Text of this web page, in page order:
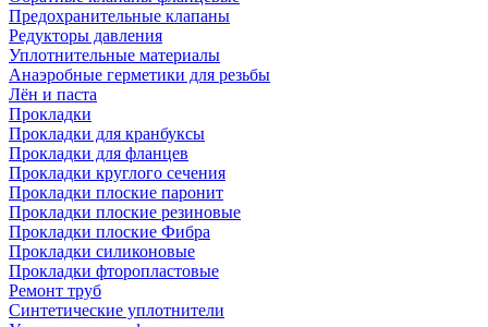
Предохранительные клапаны
Редукторы давления
Уплотнительные материалы
Анаэробные герметики для резьбы
Лён и паста
Прокладки
Прокладки для кранбуксы
Прокладки для фланцев
Прокладки круглого сечения
Прокладки плоские паронит
Прокладки плоские резиновые
Прокладки плоские Фибра
Прокладки силиконовые
Прокладки фторопластовые
Ремонт труб
Синтетические уплотнители